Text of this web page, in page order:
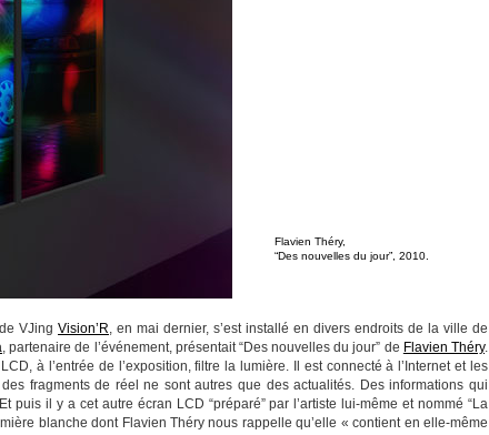
Flavien Théry,
“Des nouvelles du jour”, 2010.
VJing Vision’R, en mai dernier, s’est installé en divers endroits de la ville de
, partenaire de l’événement, présentait “Des nouvelles du jour” de Flavien Théry.
à l’entrée de l’exposition, filtre la lumière. Il est connecté à l’Internet et les
fragments de réel ne sont autres que des actualités. Des informations qui
puis il y a cet autre écran LCD “préparé” par l’artiste lui-même et nommé “La
blanche dont Flavien Théry nous rappelle qu’elle « contient en elle-même